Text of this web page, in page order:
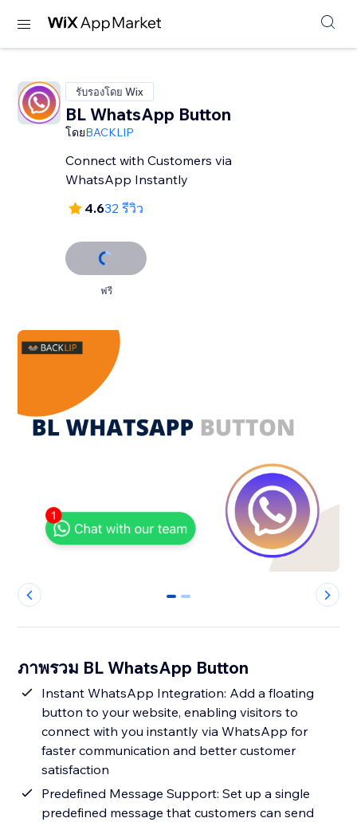
รับรองโดย Wix
BL WhatsApp Button
โดยBACKLIP
Connect with Customers via
WhatsApp Instantly
4.632 รีวิว
ฟรี
0 1
ภาพรวม BL WhatsApp Button
Instant WhatsApp Integration: Add a floating
button to your website, enabling visitors to
connect with you instantly via WhatsApp for
faster communication and better customer
satisfaction
Predefined Message Support: Set up a single
predefined message that customers can send